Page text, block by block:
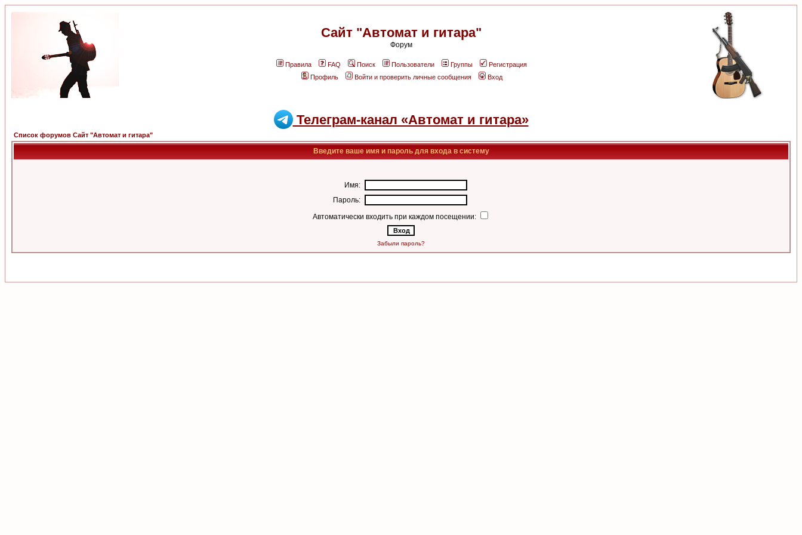
Сайт "Автомат и гитара"
Форум
Правила FAQ Поиск Пользователи Группы
Регистрация
Профиль
Войти и проверить личные сообщения Вход
Телеграм-канал «Автомат и гитара»
Список форумов Сайт "Автомат и гитара"
Введите ваше имя и пароль для входа в систему
Имя:
Пароль:
Автоматически входить при каждом посещении:
Забыли пароль?